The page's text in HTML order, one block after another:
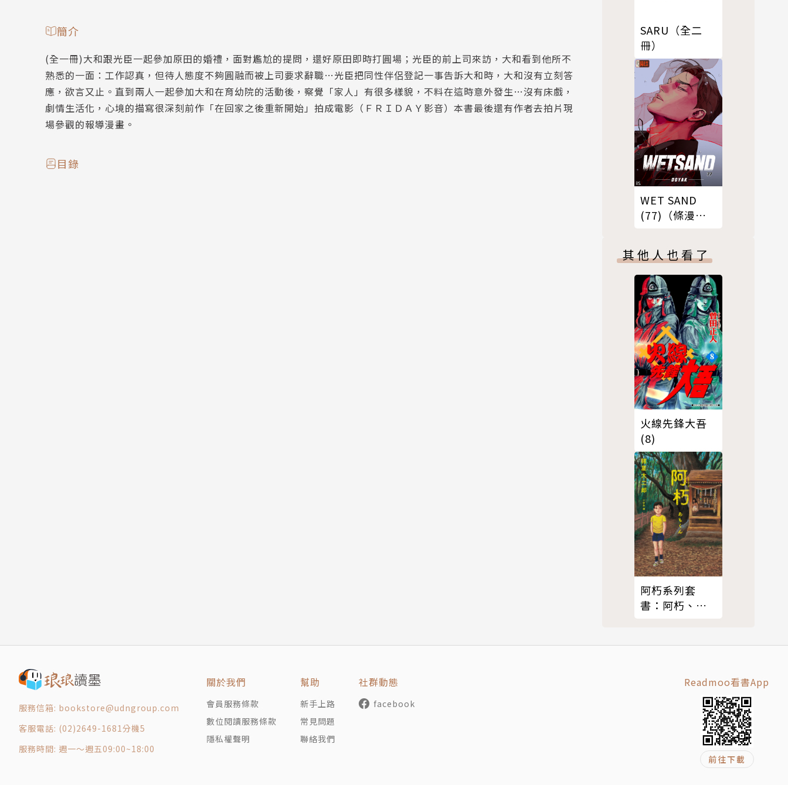
簡介
(全一冊)大和跟光臣一起參加原田的婚禮，面對尷尬的提問，還好原田即時打圓場；光臣的前上司來訪，大和看到他所不
熟悉的一面：工作認真，但待人態度不夠圓融而被上司要求辭職…光臣把同性伴侶登記一事告訴大和時，大和沒有立刻答
應，欲言又止。直到兩人一起參加大和在育幼院的活動後，察覺「家人」有很多樣貌，不料在這時意外發生…沒有床戲，
劇情生活化，心境的描寫很深刻前作「在回家之後重新開始」拍成電影（ＦＲＩＤＡＹ影音）本書最後還有作者去拍片現
場參觀的報導漫畫。
目錄
SARU（全二
冊）
WET SAND
(77)（條漫
其他人也看了
火線先鋒大吾
(8)
阿朽系列套
書：阿朽、夢
服務信箱: bookstore@udngroup.com
客服電話: (02)2649-1681分機5
服務時間: 週一～週五09:00~18:00
關於我們
會員服務條款
數位閱讀服務條款
隱私權聲明
幫助
新手上路
常見問題
聯絡我們
社群動態
facebook
Readmoo看書App
前往下載